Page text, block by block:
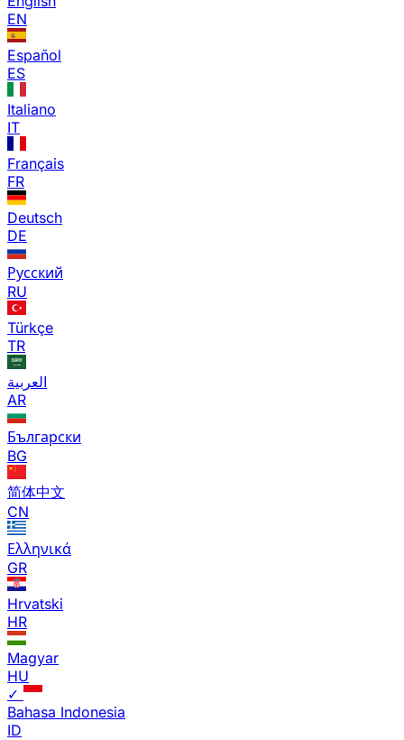
EN
Español
ES
Italiano
IT
Français
FR
Deutsch
DE
Русский
RU
Türkçe
TR
العربية
AR
Български
BG
简体中文
CN
Ελληνικά
GR
Hrvatski
HR
Magyar
HU
✓
Bahasa Indonesia
ID